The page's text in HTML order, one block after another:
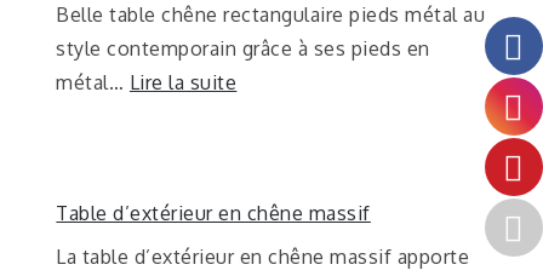
Belle table chêne rectangulaire pieds métal au
style contemporain grâce à ses pieds en
métal… Lire la suite
Table d’extérieur en chêne massif
La table d’extérieur en chêne massif apporte